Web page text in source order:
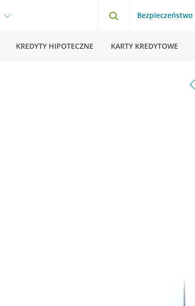
Bezpieczeństwo
KREDYTY HIPOTECZNE KARTY KREDYTOWE